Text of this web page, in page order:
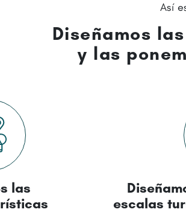
Así
Diseñamos
y las
las
escalas